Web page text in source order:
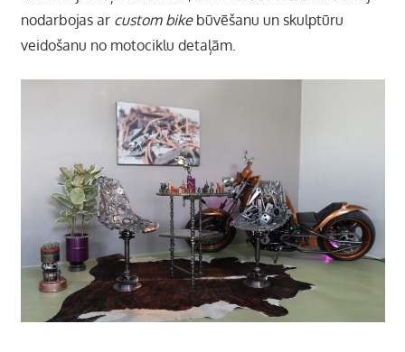
nodarbojas ar custom bikebūvēšanu un skulptūru
veidošanu no motociklu detaļām.